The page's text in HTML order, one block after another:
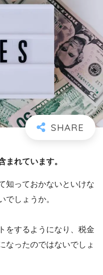
れています。
知っておかないといけな
でしょうか。
をするようになり、税金
なったのではないでしょ